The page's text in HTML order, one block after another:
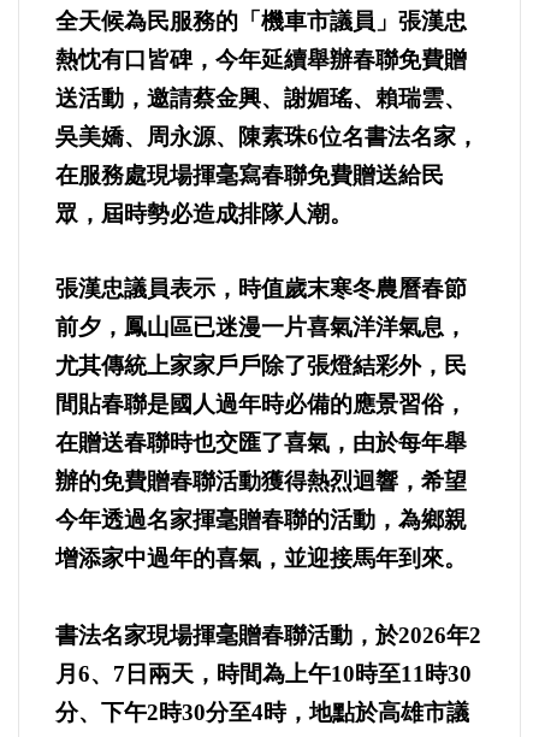
健康/養生
命理/信仰/宗教/宮廟/教會
演講/發表會/論壇/研討會
內政/社會/福利/弱勢/慈善
國際/全球
環境/資源/能源
交通運輸
中美台
正能量
蔬/素食
全天候為民服務的「機車市議員」張漢忠
熱忱有口皆碑，今年延續舉辦春聯免費贈
送活動，邀請蔡金興、謝媚瑤、賴瑞雲、
吳美嬌、周永源、陳素珠6位名書法名家，
在服務處現場揮毫寫春聯免費贈送給民
眾，屆時勢必造成排隊人潮。
張漢忠議員表示，時值歲末寒冬農曆春節
前夕，鳳山區已迷漫一片喜氣洋洋氣息，
尤其傳統上家家戶戶除了張燈結彩外，民
間貼春聯是國人過年時必備的應景習俗，
在贈送春聯時也交匯了喜氣，由於每年舉
辦的免費贈春聯活動獲得熱烈迴響，希望
今年透過名家揮毫贈春聯的活動，為鄉親
增添家中過年的喜氣，並迎接馬年到來。
書法名家現場揮毫贈春聯活動，於2026年2
月6、7日兩天，時間為上午10時至11時30
分、下午2時30分至4時，地點於高雄市議